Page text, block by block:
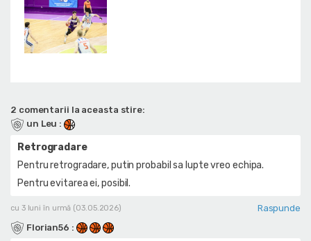
2 comentarii la aceasta stire:
un Leu :
Retrogradare
Pentru retrogradare, putin probabil sa lupte vreo echipa.
Pentru evitarea ei, posibil.
cu 3 luni în urmă (03.05.2026)
Raspunde
Florian56 :